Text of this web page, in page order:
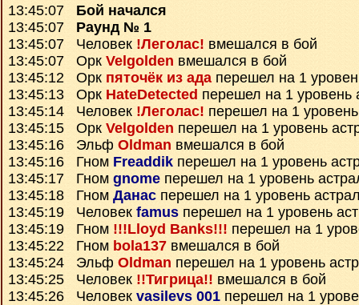
13:45:07 Бой начался
13:45:07 Раунд № 1
13:45:07 Человек !Леголас! вмешался в бой
13:45:07 Орк Velgolden вмешался в бой
13:45:12 Орк пяточёк из ада перешел на 1
13:45:13 Орк HateDetected перешел на 1 уровень
13:45:14 Человек !Леголас! перешел на 1
13:45:15 Орк Velgolden перешел на 1 уровень
13:45:16 Эльф Oldman вмешался в бой
13:45:16 Гном Freaddik перешел на 1 уровень
13:45:17 Гном gnome перешел на 1 уровень
13:45:18 Гном Данас перешел на 1 уровень
13:45:19 Человек famus перешел на 1 уровень
13:45:19 Гном !!!Lloyd Banks!!! перешел на 1
13:45:22 Гном bola137 вмешался в бой
13:45:24 Эльф Oldman перешел на 1 уровень
13:45:25 Человек !!Тигрица!! вмешался в бой
13:45:26 Человек vasilevs 001 перешел на 1